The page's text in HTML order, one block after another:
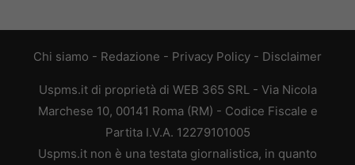
Chi siamo - Redazione - Privacy Policy - Disclaimer
Uspms.it di proprietà di WEB 365 SRL - Via Nicola
Marchese 10, 00141 Roma (RM) - Codice Fiscale e
Partita I.V.A. 12279101005
Uspms.it non è una testata giornalistica, in quanto